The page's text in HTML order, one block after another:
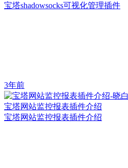
宝塔shadowsocks可视化管理插件
3年前
宝塔网站监控报表插件介绍
宝塔网站监控报表插件介绍